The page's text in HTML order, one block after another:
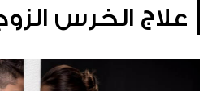
علاج الخرس